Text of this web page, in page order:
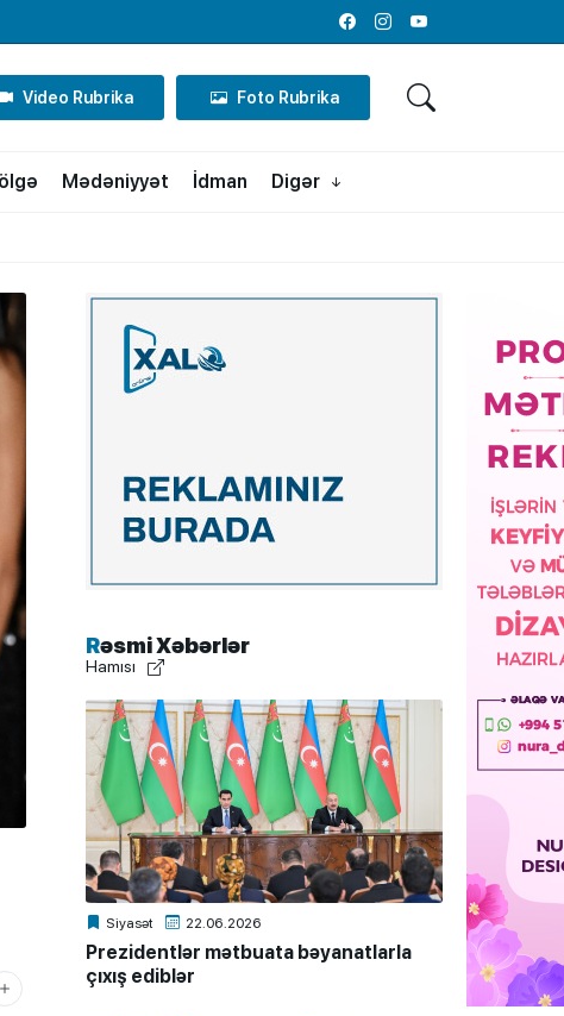
FacebookInstagramYoutube
Video Rubrika Foto Rubrika
Mədəniyyət İdman Digər
Rəsmi Xəbərlər
Hamısı
Siyasət 22.06.2026
Prezidentlər mətbuata bəyanatlarla
çıxış ediblər